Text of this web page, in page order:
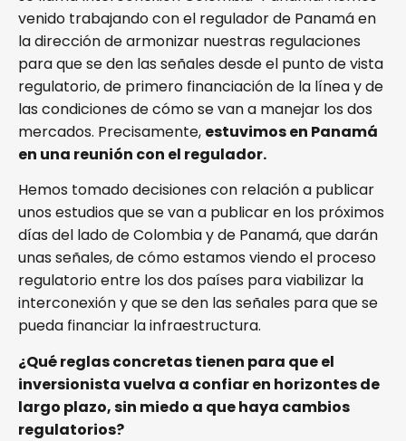
venido trabajando con el regulador de Panamá en
la dirección de armonizar nuestras regulaciones
para que se den las señales desde el punto de vista
regulatorio, de primero financiación de la línea y de
las condiciones de cómo se van a manejar los dos
mercados. Precisamente, estuvimos en Panamá
en una reunión con el regulador.
Hemos tomado decisiones con relación a publicar
unos estudios que se van a publicar en los próximos
días del lado de Colombia y de Panamá, que darán
unas señales, de cómo estamos viendo el proceso
regulatorio entre los dos países para viabilizar la
interconexión y que se den las señales para que se
pueda financiar la infraestructura.
¿Qué reglas concretas tienen para que el
inversionista vuelva a confiar en horizontes de
largo plazo, sin miedo a que haya cambios
regulatorios?